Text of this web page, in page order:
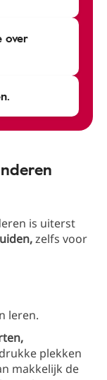
over
is uiterst
zelfs voor
leren.
plekken
makkelijk de